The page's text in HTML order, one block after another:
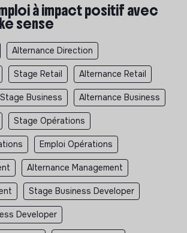
à impact positif avec
sense
Alternance Direction
Stage Retail Alternance Retail
Stage Business Alternance Business
Stage Opérations
Emploi Opérations
Alternance Management
Stage Business Developer
Developer